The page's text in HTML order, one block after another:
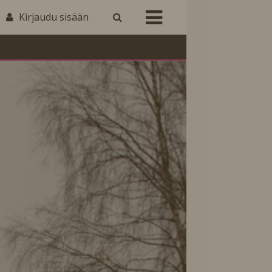
Kirjaudu sisään